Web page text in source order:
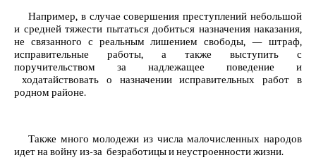
Например, в случае совершения преступлений небольшой
и средней тяжести пытаться добиться назначения наказания,
не связанного с реальным лишением свободы, — штраф,
исправительные работы, а также выступить с
поручительством за надлежащее поведение и
ходатайствовать о назначении исправительных работ в
родном районе.
Также много молодежи из числа малочисленных народов
идет на войну из-за безработицы и неустроенности жизни.